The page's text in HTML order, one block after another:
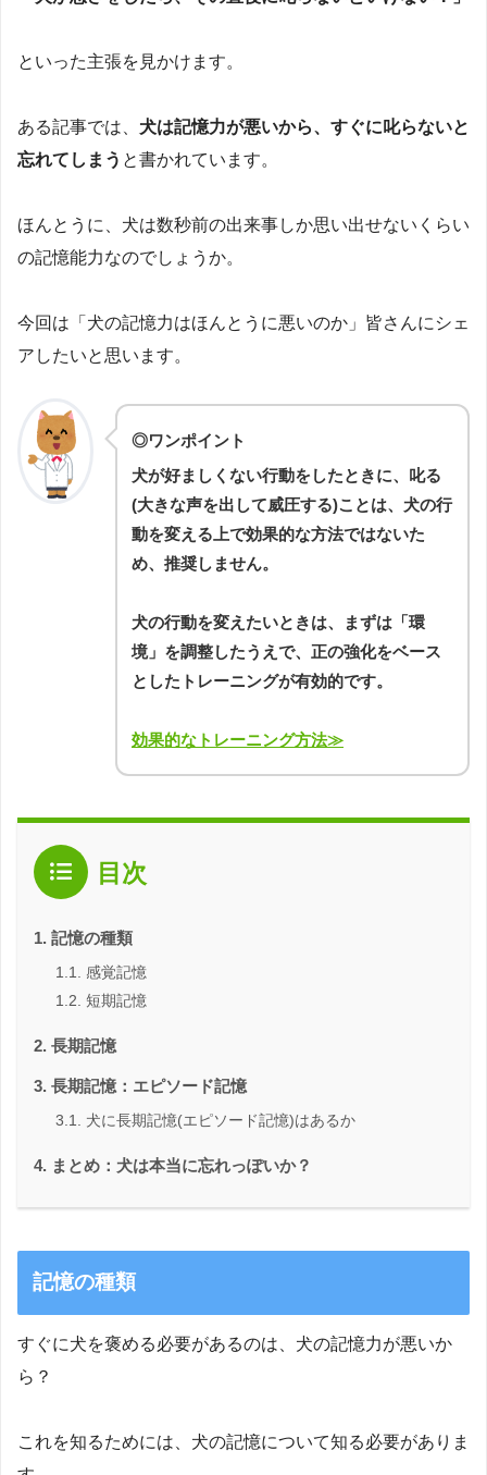
といった主張を見かけます。
ある記事では、 犬は記憶力が悪いから、すぐに叱らないと
忘れてしまう と書かれています。
ほんとうに、犬は数秒前の出来事しか思い出せないくらい
の記憶能力なのでしょうか。
今回は「犬の記憶力はほんとうに悪いのか」皆さんにシェ
アしたいと思います。
◎ワンポイント
犬が好ましくない行動をしたときに、叱る
(大きな声を出して威圧する)ことは、犬の行
動を変える上で効果的な方法ではないた
め、推奨しません。
犬の行動を変えたいときは、まずは「環
境」を調整したうえで、正の強化をベース
としたトレーニングが有効的です。
効果的なトレーニング方法≫
目次
記憶の種類
感覚記憶
短期記憶
長期記憶
長期記憶：エピソード記憶
犬に長期記憶(エピソード記憶)はあるか
まとめ：犬は本当に忘れっぽいか？
記憶の種類
すぐに犬を褒める必要があるのは、犬の記憶力が悪いか
ら？
これを知るためには、犬の記憶について知る必要がありま